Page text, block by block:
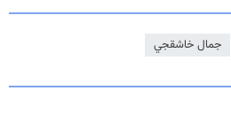
جمال خاشقجي